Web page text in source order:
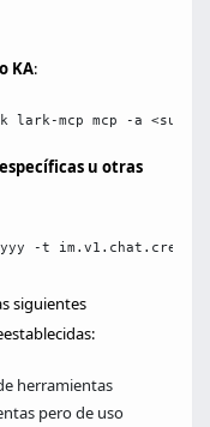
KA:
mcp mcp -a
u otras
-t
siguientes
herramientas
pero de uso